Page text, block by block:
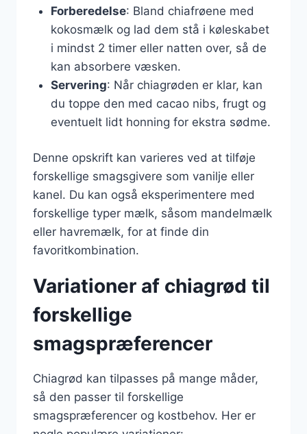
Forberedelse: Bland chiafrøene med
kokosmælk og lad dem stå i køleskabet
i mindst 2 timer eller natten over, så de
kan absorbere væsken.
Servering: Når chiagrøden er klar, kan
du toppe den med cacao nibs, frugt og
eventuelt lidt honning for ekstra sødme.
Denne opskrift kan varieres ved at tilføje
forskellige smagsgivere som vanilje eller
kanel. Du kan også eksperimentere med
forskellige typer mælk, såsom mandelmælk
eller havremælk, for at finde din
favoritkombination.
Variationer af chiagrød til
forskellige
smagspræferencer
Chiagrød kan tilpasses på mange måder,
så den passer til forskellige
smagspræferencer og kostbehov. Her er